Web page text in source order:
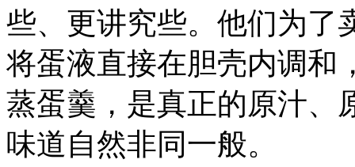
些、更讲究些。他们为了
将蛋液直接在胆壳内调和
蒸蛋羹，是真正的原汁、
味道自然非同一般。